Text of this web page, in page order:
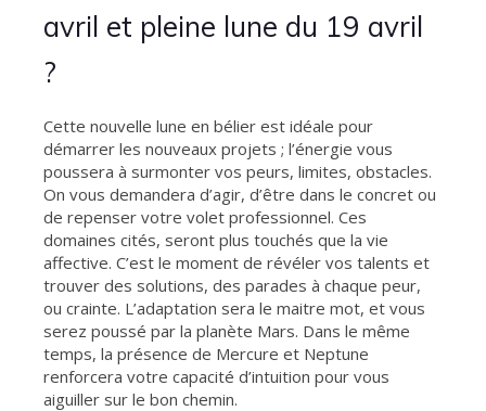
avril et pleine lune du 19 avril
?
Cette nouvelle lune en bélier est idéale pour
démarrer les nouveaux projets ; l’énergie vous
poussera à surmonter vos peurs, limites, obstacles.
On vous demandera d’agir, d’être dans le concret ou
de repenser votre volet professionnel. Ces
domaines cités, seront plus touchés que la vie
affective. C’est le moment de révéler vos talents et
trouver des solutions, des parades à chaque peur,
ou crainte. L’adaptation sera le maitre mot, et vous
serez poussé par la planète Mars. Dans le même
temps, la présence de Mercure et Neptune
renforcera votre capacité d’intuition pour vous
aiguiller sur le bon chemin.